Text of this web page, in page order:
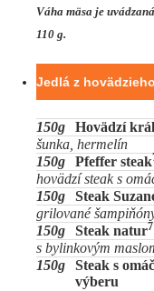
Váha mäsa je
110 g.
Jedlá z
150g Hovädzí
šunka, hermelín
150g
Pfeffer steak
hovädzí steak s
150g
Steak
grilované
150g
Steak natur7
s bylinkovým
150g
Steak s
výberu